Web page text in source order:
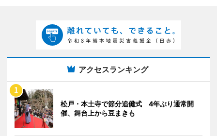
アクセスランキング
松戸・本土寺で節分追儺式 4年ぶり通常開
催、舞台上から豆まきも